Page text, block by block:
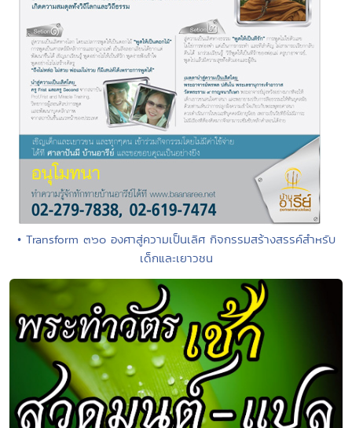
• Transform ๓๖๐ องศาสู่ความเป็นเลิศ กิจกรรมสร้างสรรค์สำหรับ
เด็กและเยาวชน